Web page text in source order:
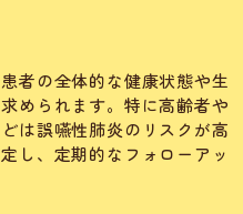
者の全体的な健康状態や生
められます。特に高齢者や
は誤嚥性肺炎のリスクが高
し、定期的なフォローアッ